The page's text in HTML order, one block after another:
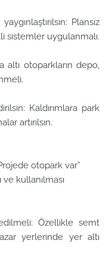
Plansız
sistemler uygulanmalı.
otoparkların depo,
Kaldırımlara park
artırılsın.
otopark var”
kullanılması
Özellikle semt
yerlerinde yer altı